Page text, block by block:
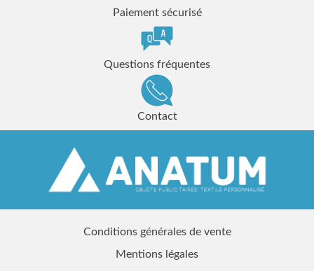
Paiement sécurisé
Questions fréquentes
Contact
Conditions générales de vente
Mentions légales